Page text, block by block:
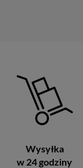
Wysyłka
w 24 godziny